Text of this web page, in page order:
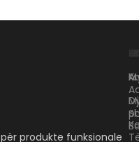
produkte funksionale